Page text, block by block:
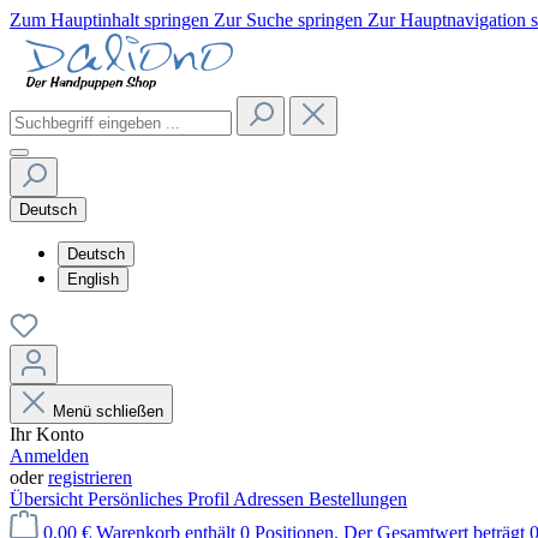
Zum Hauptinhalt springen Zur Suche springen Zur Hauptnavigation
Deutsch
Deutsch
English
Menü schließen
Ihr Konto
Anmelden
oderregistrieren
Übersicht Persönliches Profil Adressen Bestellungen
0,00 € Warenkorb enthält 0 Positionen. Der Gesamtwert beträgt